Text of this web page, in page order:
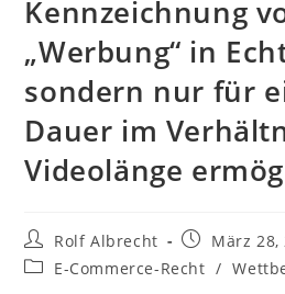
Kennzeichnung
„Werbung“ in
sondern nur für
Dauer im
Videolänge
Beitrags-
Autor:
Rolf Albrecht
Beitrag
veröffentlicht:
März 28,
Beitrags-
E-Commerce-Recht /